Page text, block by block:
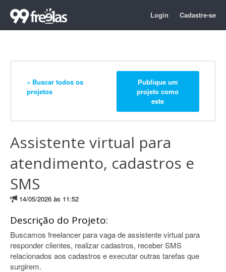
Login Cadastre-se
« Buscar todos os
projetos
Publique um
projeto como
este
Assistente virtual para
atendimento, cadastros e
SMS
14/05/2026 às 11:52
Descrição do Projeto:
Buscamos freelancer para vaga de assistente virtual para
responder clientes, realizar cadastros, receber SMS
relacionados aos cadastros e executar outras tarefas que
surgirem.